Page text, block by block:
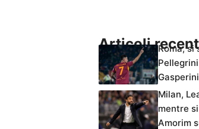
Articoli
Roma, si
Gasperini
Milan,
mentre
Amorim